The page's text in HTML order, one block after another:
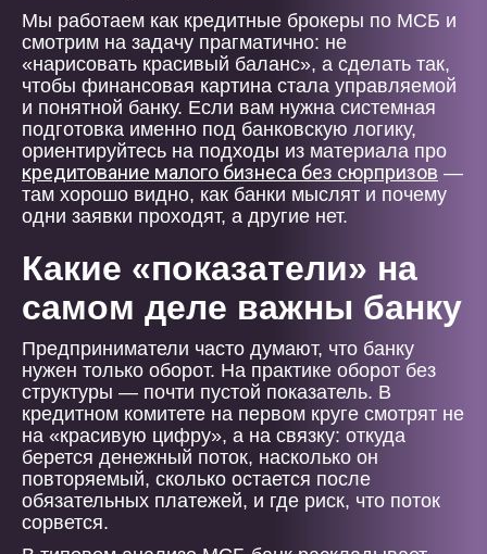
Мы работаем как кредитные брокеры по МСБ и
смотрим на задачу прагматично: не
«нарисовать красивый баланс», а сделать так,
чтобы финансовая картина стала управляемой
и понятной банку. Если вам нужна системная
подготовка именно под банковскую логику,
ориентируйтесь на подходы из материала про
кредитование малого бизнеса без сюрпризов —
там хорошо видно, как банки мыслят и почему
одни заявки проходят, а другие нет.
Какие «показатели» на
самом деле важны банку
Предприниматели часто думают, что банку
нужен только оборот. На практике оборот без
структуры — почти пустой показатель. В
кредитном комитете на первом круге смотрят не
на «красивую цифру», а на связку: откуда
берется денежный поток, насколько он
повторяемый, сколько остается после
обязательных платежей, и где риск, что поток
сорвется.